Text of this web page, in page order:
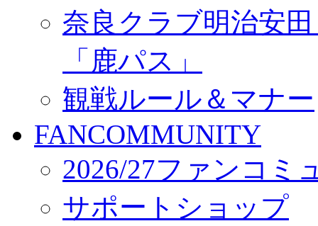
奈良クラブ明治安
「鹿パス」
観戦ルール＆マナー
FANCOMMUNITY
2026/27ファンコミ
サポートショップ